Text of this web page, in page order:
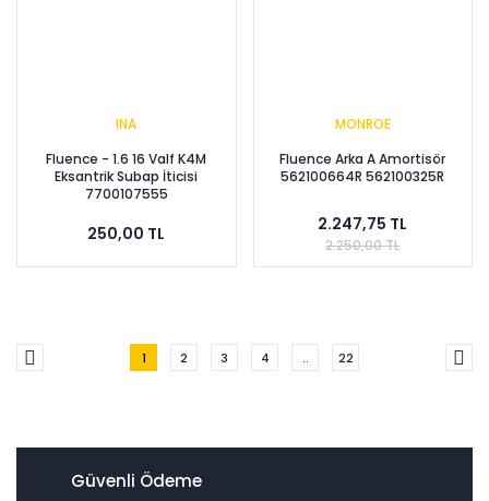
INA
Fluence - 1.6 16 Valf K4M
Eksantrik Subap İticisi
7700107555
250,00 TL
MONROE
Fluence Arka A Amortisör
562100664R 562100325R
2.247,75 TL
2.250,00 TL
1 2 3 4 .. 22
Güvenli Ödeme